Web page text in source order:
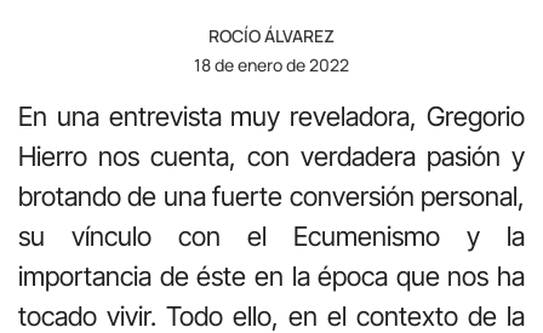
ROCÍO ÁLVAREZ
18 de enero de 2022
En una entrevista muy reveladora, Gregorio
Hierro nos cuenta, con verdadera pasión y
brotando de una fuerte conversión personal,
su vínculo con el Ecumenismo y la
importancia de éste en la época que nos ha
tocado vivir. Todo ello, en el contexto de la